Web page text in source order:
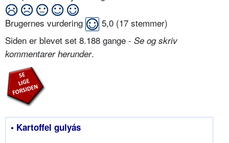
Brugernes vurdering 5,0 (17 stemmer)
Siden er blevet set 8.188 gange - Se og skriv
kommentarer herunder.
• Kartoffel gulyás